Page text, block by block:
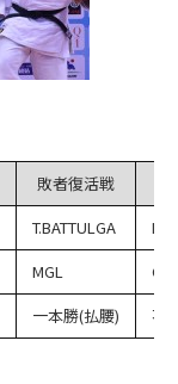
敗者復活戦
T.BATTULGA
MGL
一本勝(払腰) 不